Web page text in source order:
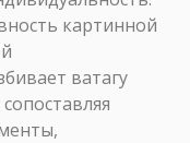
картинной
ватагу